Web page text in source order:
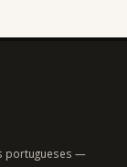
portugueses —